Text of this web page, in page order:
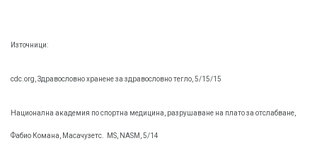
Източници:
cdc.org, Здравословно хранене за здравословно тегло, 5/15/15
Национална академия по спортна медицина, разрушаване на плато за отслабване,
Фабио Комана, Масачузетс. MS, NASM, 5/14